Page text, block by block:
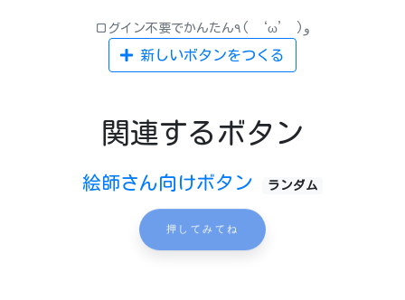
ログイン不要でかんたん٩( ‘ω’ )و
新しいボタンをつくる
関連するボタン
絵師さん向けボタン ランダム
押してみてね